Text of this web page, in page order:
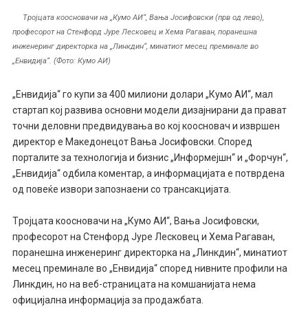
Tројцата коосновачи на „Кумо АИ“, Вања Јосифовски (прв од лево),
професорот на Стенфорд Јуре Лесковец и Хема Рагаван, поранешна
инженеринг директорка на „Линкдин“, минатиот месец преминале во
„Енвидија“. (Фото: Кумо АИ)
„Енвидија“ го купи за 400 милиони долари „Кумо АИ“, мал
стартап кој развива основни модели дизајнирани да прават
точни деловни предвидувања во кој коосновач и извршен
директор е Македонецот Вања Јосифовски. Според
порталите за технологија и бизнис „Информејшн“ и „Форчун“,
„Енвидија“ одбила коментар, а информацијата е потврдена
од повеќе извори запознаени со трансакцијата.
Tројцата коосновачи на „Кумо АИ“, Вања Јосифовски,
професорот на Стенфорд Јуре Лесковец и Хема Рагаван,
поранешна инженеринг директорка на „Линкдин“, минатиот
месец преминале во „Енвидија“ според нивните профили на
Линкдин, но на веб-страницата на комшанијата нема
официјална информација за продажбата.